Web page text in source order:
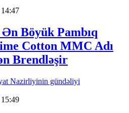
Böyük Pambıq
Cotton MMC Adı
Brendləşir